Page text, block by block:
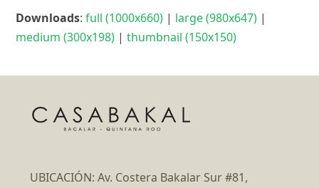
Downloads:full (1000x660) | large (980x647) |
medium (300x198) |thumbnail (150x150)
UBICACIÓN: Av. Costera Bakalar Sur #81,